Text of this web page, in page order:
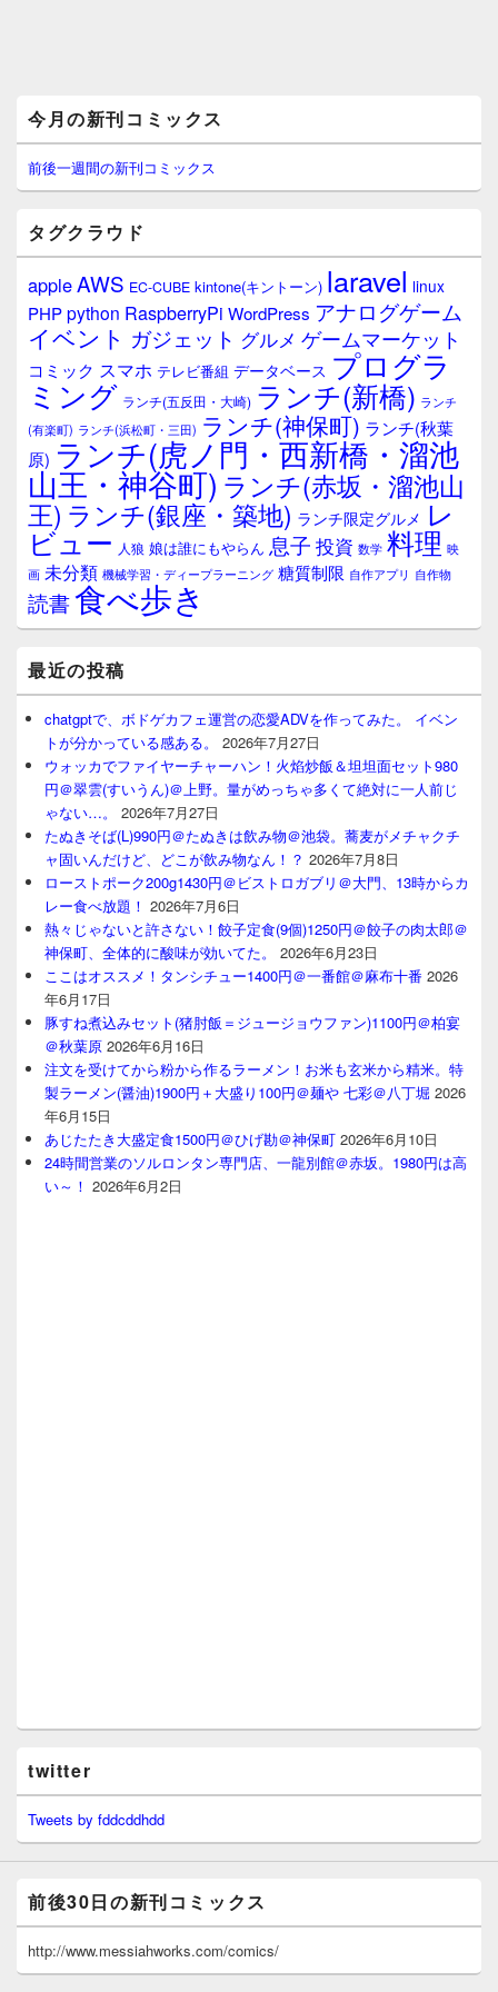
イ
ン
サ
イ
ウ
ィ
ジ
ェ
ア
今月の新刊コミックス
前後一週間の新刊コミックス
タグクラウド
appleAWS EC-CUBE kintone(キントーン) laravel linux
PHPpython RaspberryPi WordPress アナログゲーム
イベント ガジェット グルメ ゲームマーケット
コミック スマホ テレビ番組 データベース プログラ
ミング ランチ(五反田・大崎) ランチ(新橋) ランチ
(有楽町) ランチ(浜松町・三田) ランチ(神保町) ランチ(秋葉
原) ランチ(虎ノ門・西新橋・溜池
山王・神谷町) ランチ(赤坂・溜池山
王) ランチ(銀座・築地) ランチ限定グルメ レ
ビュー 人狼 娘は誰にもやらん 息子 投資 数学 料理 映
画 未分類 機械学習・ディープラーニング 糖質制限 自作アプリ 自作物
読書食べ歩き
最近の投稿
chatgptで、ボドゲカフェ運営の恋愛ADVを作ってみた。 イベン
トが分かっている感ある。
2026年7月27日
ウォッカでファイヤーチャーハン！火焰炒飯＆坦坦面セット980
円＠翠雲(すいうん)＠上野。量がめっちゃ多くて絶対に一人前じ
ゃない…。
2026年7月27日
たぬきそば(L)990円＠たぬきは飲み物＠池袋。蕎麦がメチャクチ
ャ固いんだけど、どこが飲み物なん！？ 2026年7月8日
ローストポーク200g1430円＠ビストロガブリ＠大門、13時からカ
レー食べ放題！ 2026年7月6日
熱々じゃないと許さない！餃子定食(9個)1250円＠餃子の肉太郎＠
神保町、全体的に酸味が効いてた。
2026年6月23日
ここはオススメ！タンシチュー1400円＠一番館＠麻布十番 2026
年6月17日
豚すね煮込みセット(猪肘飯＝ジュージョウファン)1100円＠柏宴
＠秋葉原 2026年6月16日
注文を受けてから粉から作るラーメン！お米も玄米から精米。特
製ラーメン(醤油)1900円＋大盛り100円＠麺や 七彩＠八丁堀 2026
年6月15日
あじたたき大盛定食1500円＠ひげ勘＠神保町 2026年6月10日
24時間営業のソルロンタン専門店、一龍別館＠赤坂。1980円は高
い～！ 2026年6月2日
twitter
Tweets by fddcddhdd
前後30日の新刊コミックス
http://www.messiahworks.com/comics/